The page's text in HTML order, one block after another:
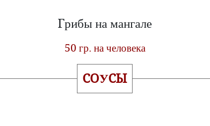
Грибы на мангале
50 гр. на человека
СОУСЫ